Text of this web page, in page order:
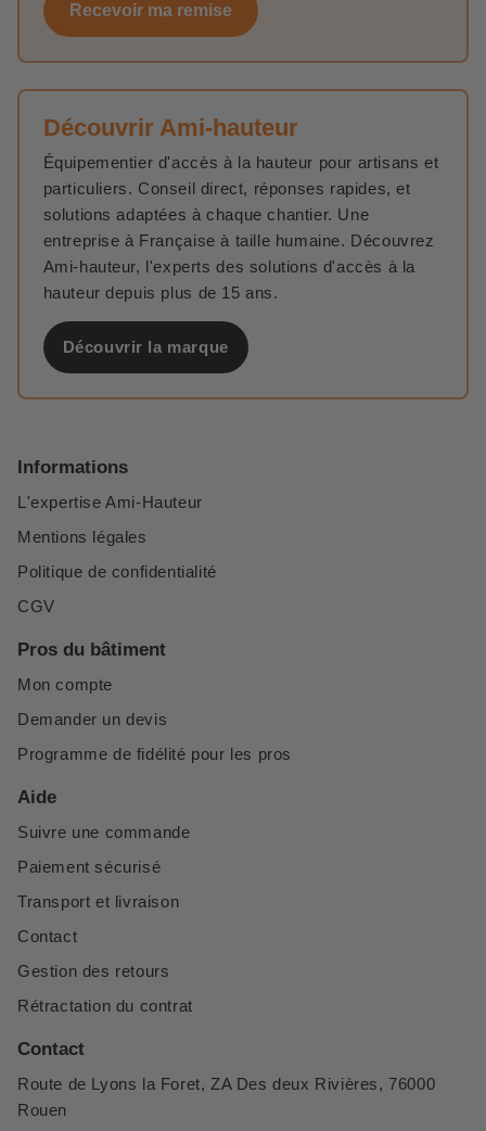
Recevoir ma remise
Découvrir Ami-hauteur
Équipementier d'accès à la hauteur pour artisans et
particuliers. Conseil direct, réponses rapides, et
solutions adaptées à chaque chantier. Une
entreprise à Française à taille humaine. Découvrez
Ami-hauteur, l'experts des solutions d'accès à la
hauteur depuis plus de 15 ans.
Découvrir la marque
Informations
L'expertise Ami-Hauteur
Mentions légales
Politique de confidentialité
CGV
Pros du bâtiment
Mon compte
Demander un devis
Programme de fidélité pour les pros
Aide
Suivre une commande
Paiement sécurisé
Transport et livraison
Contact
Gestion des retours
Rétractation du contrat
Contact
Route de Lyons la Foret, ZA Des deux Rivières, 76000
Rouen